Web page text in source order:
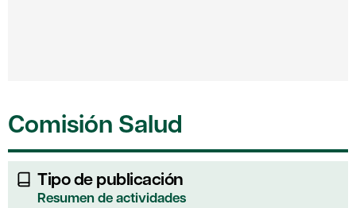
Comisión Salud
Tipo de publicación
Resumen de actividades